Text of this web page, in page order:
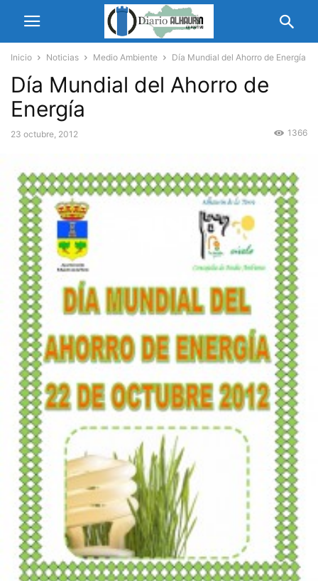
Inicio Noticias Medio Ambiente Día Mundial del Ahorro de Energía
Día Mundial del Ahorro de
Energía
23 octubre, 2012 1366